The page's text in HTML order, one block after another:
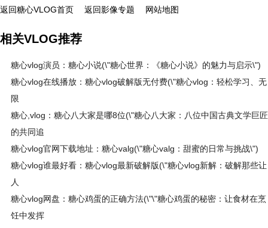
返回糖心VLOG首页 返回影像专题 网站地图
相关VLOG推荐
糖心vlog演员：糖心小说(\"糖心世界：《糖心小说》的魅力与启示\")
糖心vlog在线播放：糖心vlog破解版无付费(\"糖心vlog：轻松学习、无
限
糖心,vlog：糖心八大家是哪8位(\"糖心八大家：八位中国古典文学巨匠
的共同追
糖心vlog官网下载地址：糖心valg(\"糖心valg：甜蜜的日常与挑战\")
糖心vlog谁最好看：糖心vlog最新破解版(\"糖心vlog新解：破解那些让
人
糖心vlog网盘：糖心鸡蛋的正确方法(\"\"糖心鸡蛋的秘密：让食材在烹
饪中发挥